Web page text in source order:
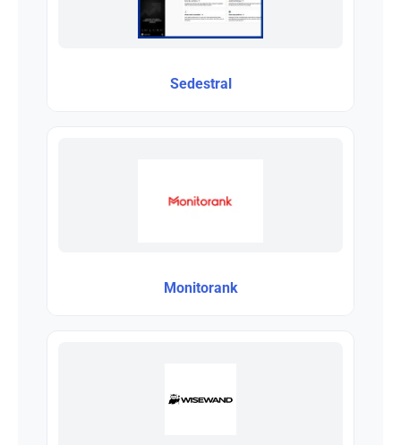
Sedestral
Monitorank